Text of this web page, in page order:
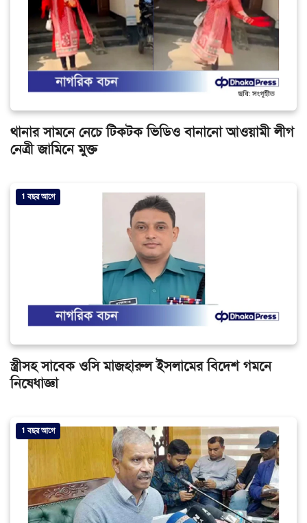
থানার সামনে নেচে টিকটক ভিডিও বানানো আওয়ামী লীগ
নেত্রী জামিনে মুক্ত
1 বছর আগে
স্ত্রীসহ সাবেক ওসি মাজহারুল ইসলামের বিদেশ গমনে
নিষেধাজ্ঞা
1 বছর আগে